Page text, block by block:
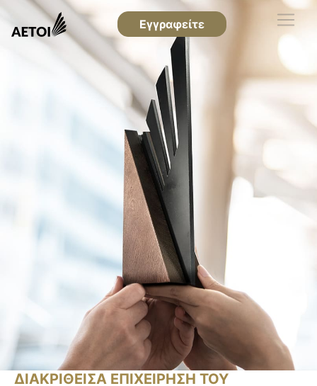
Εγγραφείτε
ΔΙΑΚΡΙΘΕΙΣΑ ΕΠΙΧΕΙΡΗΣΗ ΤΟΥ